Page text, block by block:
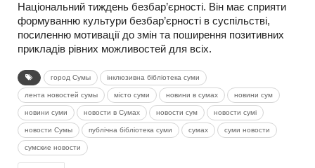
Національний тиждень безбар’єрності. Він має сприяти
формуванню культури безбар’єрності в суспільстві,
посиленню мотивації до змін та поширення позитивних
прикладів рівних можливостей для всіх.
город Сумы інклюзивна бібліотека суми
лента новостей сумы місто суми новини в сумах новини сум
новини суми новости в Сумах новости сум новости сумі
новости Сумы публічна бібліотека суми сумах суми новости
сумские новости